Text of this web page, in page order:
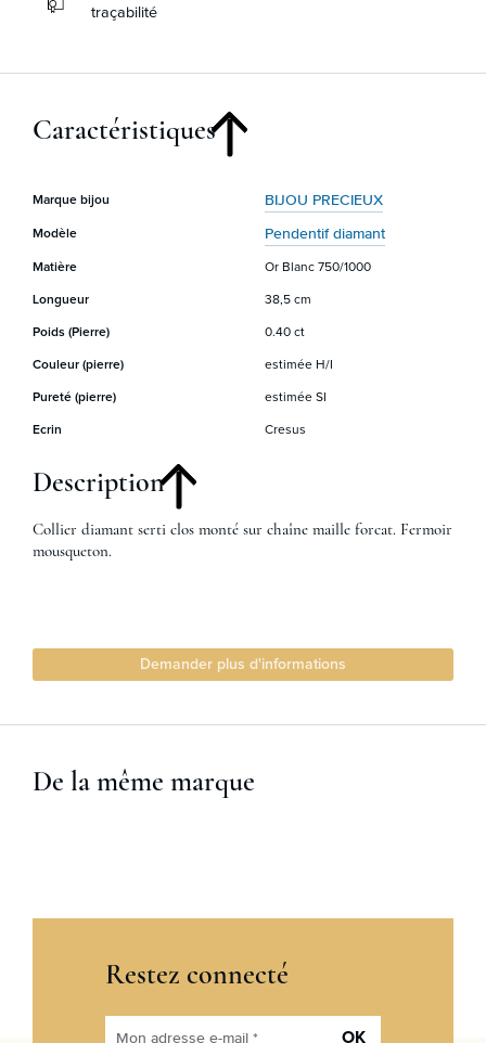
traçabilité
Caractéristiques
Marque bijou BIJOU PRECIEUX
Modèle Pendentif diamant
Matière Or Blanc 750/1000
Longueur 38,5 cm
Poids (Pierre) 0.40 ct
Couleur (pierre) estimée H/I
Pureté (pierre) estimée SI
Ecrin Cresus
Description
Collier diamant serti clos monté sur chaîne maille forcat. Fermoir
mousqueton.
Demander plus d'informations
De la même marque
Restez connecté
Mon adresse e-mail * OK